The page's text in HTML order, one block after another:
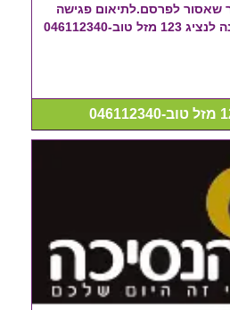
שאסור לפרסם.לתיאום פגישה
046112340